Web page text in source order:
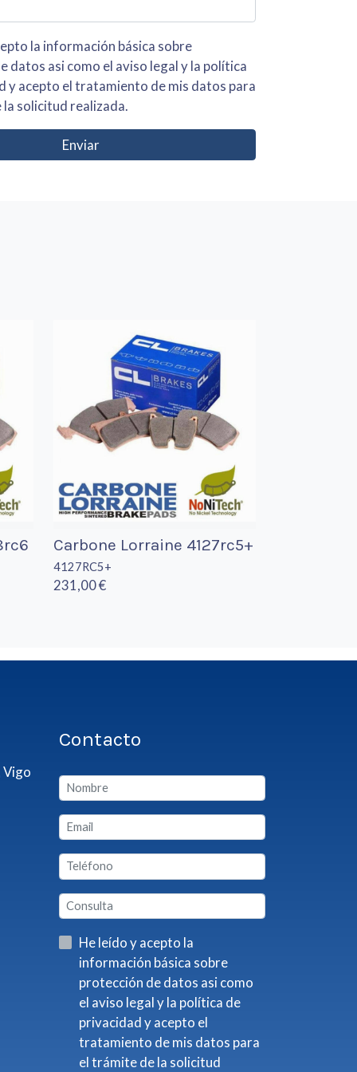
sobre
legal y la política
solicitud realizada.
Enviar
Carbone Lorraine 4127rc5+
4127RC5+
231,00 €
Vigo
Contacto
He leído y acepto la
información básica sobre
protección de datos asi como
el aviso legal y la política de
privacidad y acepto el
tratamiento de mis datos para
el trámite de la solicitud